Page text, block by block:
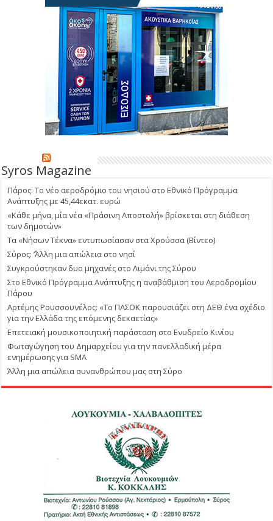
Syros Magazine
Πάρος: Το νέο αεροδρόμιο του νησιού στο Εθνικό Πρόγραμμα
Ανάπτυξης με 45,44εκατ. ευρώ
«Κάθε μήνα, μία νέα «Πράσινη Αποστολή» βρίσκεται στη διάθεση
των δημοτών»
Τα «Νήσων Τέκνα» εντυπωσίασαν στα Χρούσσα (Βίντεο)
Σύρος: ΄’Άλλη μια απώλεια στο νησί
Συγκρούστηκαν δυο μηχανές στο Λιμάνι της Σύρου
Στο Εθνικό Πρόγραμμα Ανάπτυξης η αναβάθμιση του Αεροδρομίου
Πάρου
Αρτέμης Ρουσσουνέλος: «Το ΠΑΣΟΚ παρουσιάζει στη ΔΕΘ ένα σχέδιο
για την Ελλάδα της επόμενης δεκαετίας»
Επετειακή μουσικοποιητική παράσταση στο Ενυδρείο Κινίου
Φωταγώγηση του Δημαρχείου για την πανελλαδική μέρα
ενημέρωσης για SMA
Άλλη μια απώλεια συνανθρώπου μας στη Σύρο